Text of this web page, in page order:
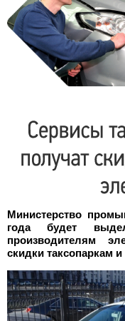
Министерство
года будет
производителям
скидки таксопаркам